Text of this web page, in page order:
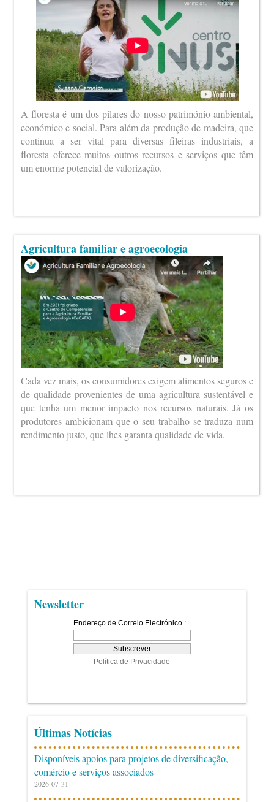
A floresta é um dos pilares do nosso património ambiental,
económico e social. Para além da produção de madeira, que
continua a ser vital para diversas fileiras industriais, a
floresta oferece muitos outros recursos e serviços que têm
um enorme potencial de valorização.
Agricultura familiar e agroecologia
Cada vez mais, os consumidores exigem alimentos seguros e
de qualidade provenientes de uma agricultura sustentável e
que tenha um menor impacto nos recursos naturais. Já os
produtores ambicionam que o seu trabalho se traduza num
rendimento justo, que lhes garanta qualidade de vida.
Newsletter
Últimas Notícias
Disponíveis apoios para projetos de diversificação,
comércio e serviços associados
2026-07-31